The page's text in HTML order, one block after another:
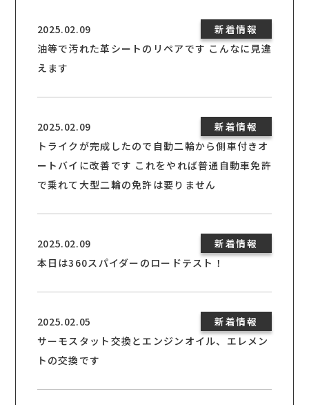
2025.02.09
新着情報
油等で汚れた革シートのリペアです こんなに見違
えます
2025.02.09
新着情報
トライクが完成したので自動二輪から側車付きオ
ートバイに改善です これをやれば普通自動車免許
で乗れて大型二輪の免許は要りません
2025.02.09
新着情報
本日は360スパイダーのロードテスト！
2025.02.05
新着情報
サーモスタット交換とエンジンオイル、エレメン
トの交換です